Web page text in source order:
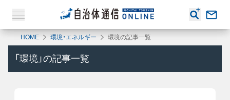
HOME 環境・エネルギー 環境の記事一覧
「 環境 」の記事一覧